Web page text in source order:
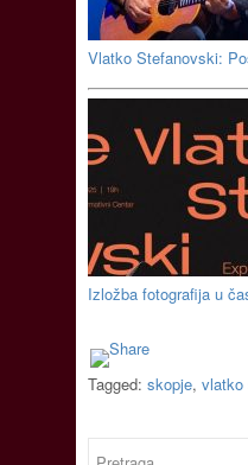
Vlatko Stefanovski:
Izložba fotografija u
Tagged: skopje, vlatko